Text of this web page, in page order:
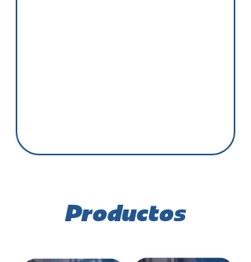
Productos